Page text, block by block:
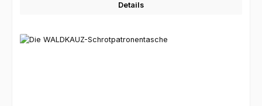
Details